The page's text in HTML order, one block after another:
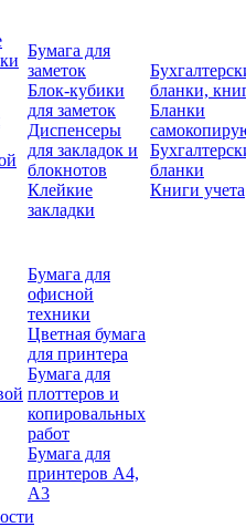
Бумага для
заметок
Блок-кубики
для заметок
Диспенсеры
для закладок и
блокнотов
Клейкие
закладки
бланки,
Бланки
бланки
Книги учета
Бумага для
офисной
техники
Цветная бумага
для принтера
Бумага для
плоттеров и
копировальных
работ
Бумага для
принтеров А4,
А3